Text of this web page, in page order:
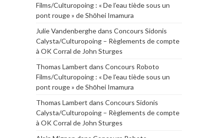
Films/Culturopoing : « De l’eau tiède sous un
pont rouge » de Shōhei Imamura
Julie Vandenberghedans Concours Sidonis
Calysta/Culturopoing – Règlements de compte
à OK Corral de John Sturges
Thomas Lambert dans Concours Roboto
Films/Culturopoing : « De l’eau tiède sous un
pont rouge » de Shōhei Imamura
Thomas Lambert dans Concours Sidonis
Calysta/Culturopoing – Règlements de compte
à OK Corral de John Sturges